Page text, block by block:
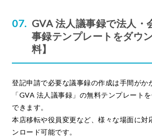
GVA 法人議事録で法人・
事録テンプレートをダウ
料】
登記申請で必要な議事録の作成は手間がか
「GVA 法人議事録」の無料テンプレート
できます。
本店移転や役員変更など、様々な場面に対
ンロード可能です。